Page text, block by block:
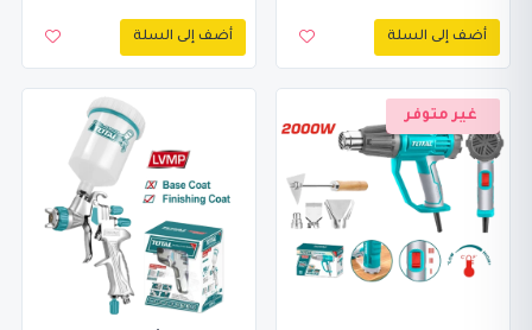
أضف إلى السلة أضف إلى السلة
غير متوفر